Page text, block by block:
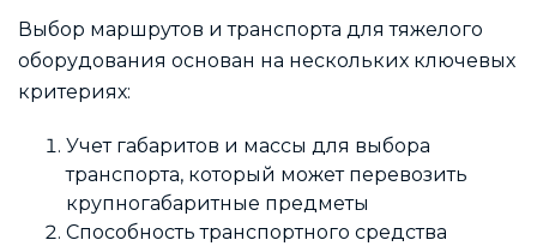
Выбор маршрутов и транспорта для тяжелого
оборудования основан на нескольких ключевых
критериях:
Учет габаритов и массы для выбора
транспорта, который может перевозить
крупногабаритные предметы
Способность транспортного средства